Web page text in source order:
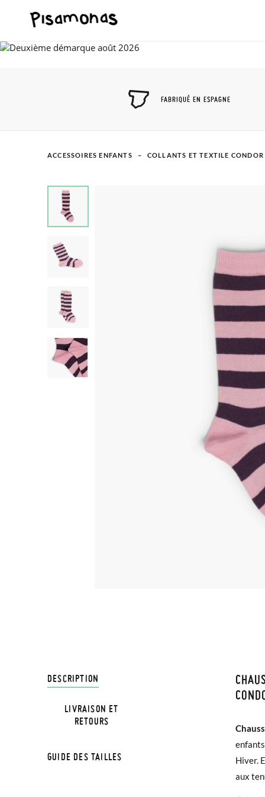
FABRIQUÉ EN ESPAGNE
ACCESSOIRES ENFANTS COLLANTS ET TEXTILE CONDOR
DESCRIPTION
Hiver.
aux
LIVRAISON ET
RETOURS
3,95 €
avant
Si vos
GUIDE DES TAILLES
TAILLE